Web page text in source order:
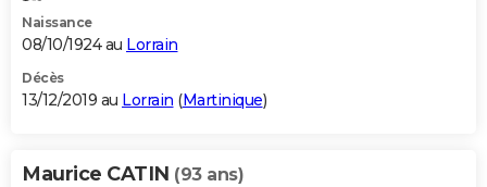
Naissance
08/10/1924 au Lorrain
Décès
13/12/2019 au Lorrain (Martinique)
Maurice CATIN (93 ans)